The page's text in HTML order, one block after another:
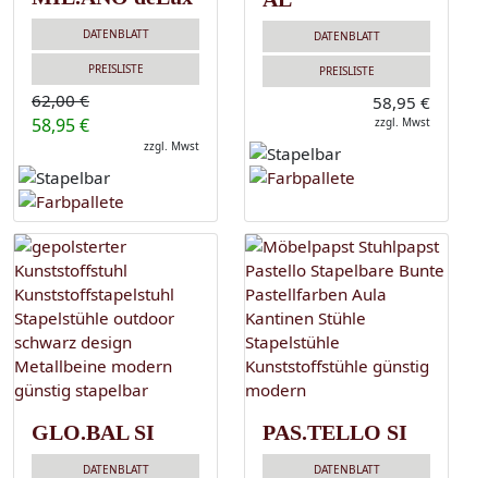
DATENBLATT
PREISLISTE
62,00 €
58,95 €
zzgl. Mwst
DATENBLATT
PREISLISTE
58,95 €
zzgl. Mwst
GLO.BAL SI
DATENBLATT
PAS.TELLO SI
DATENBLATT